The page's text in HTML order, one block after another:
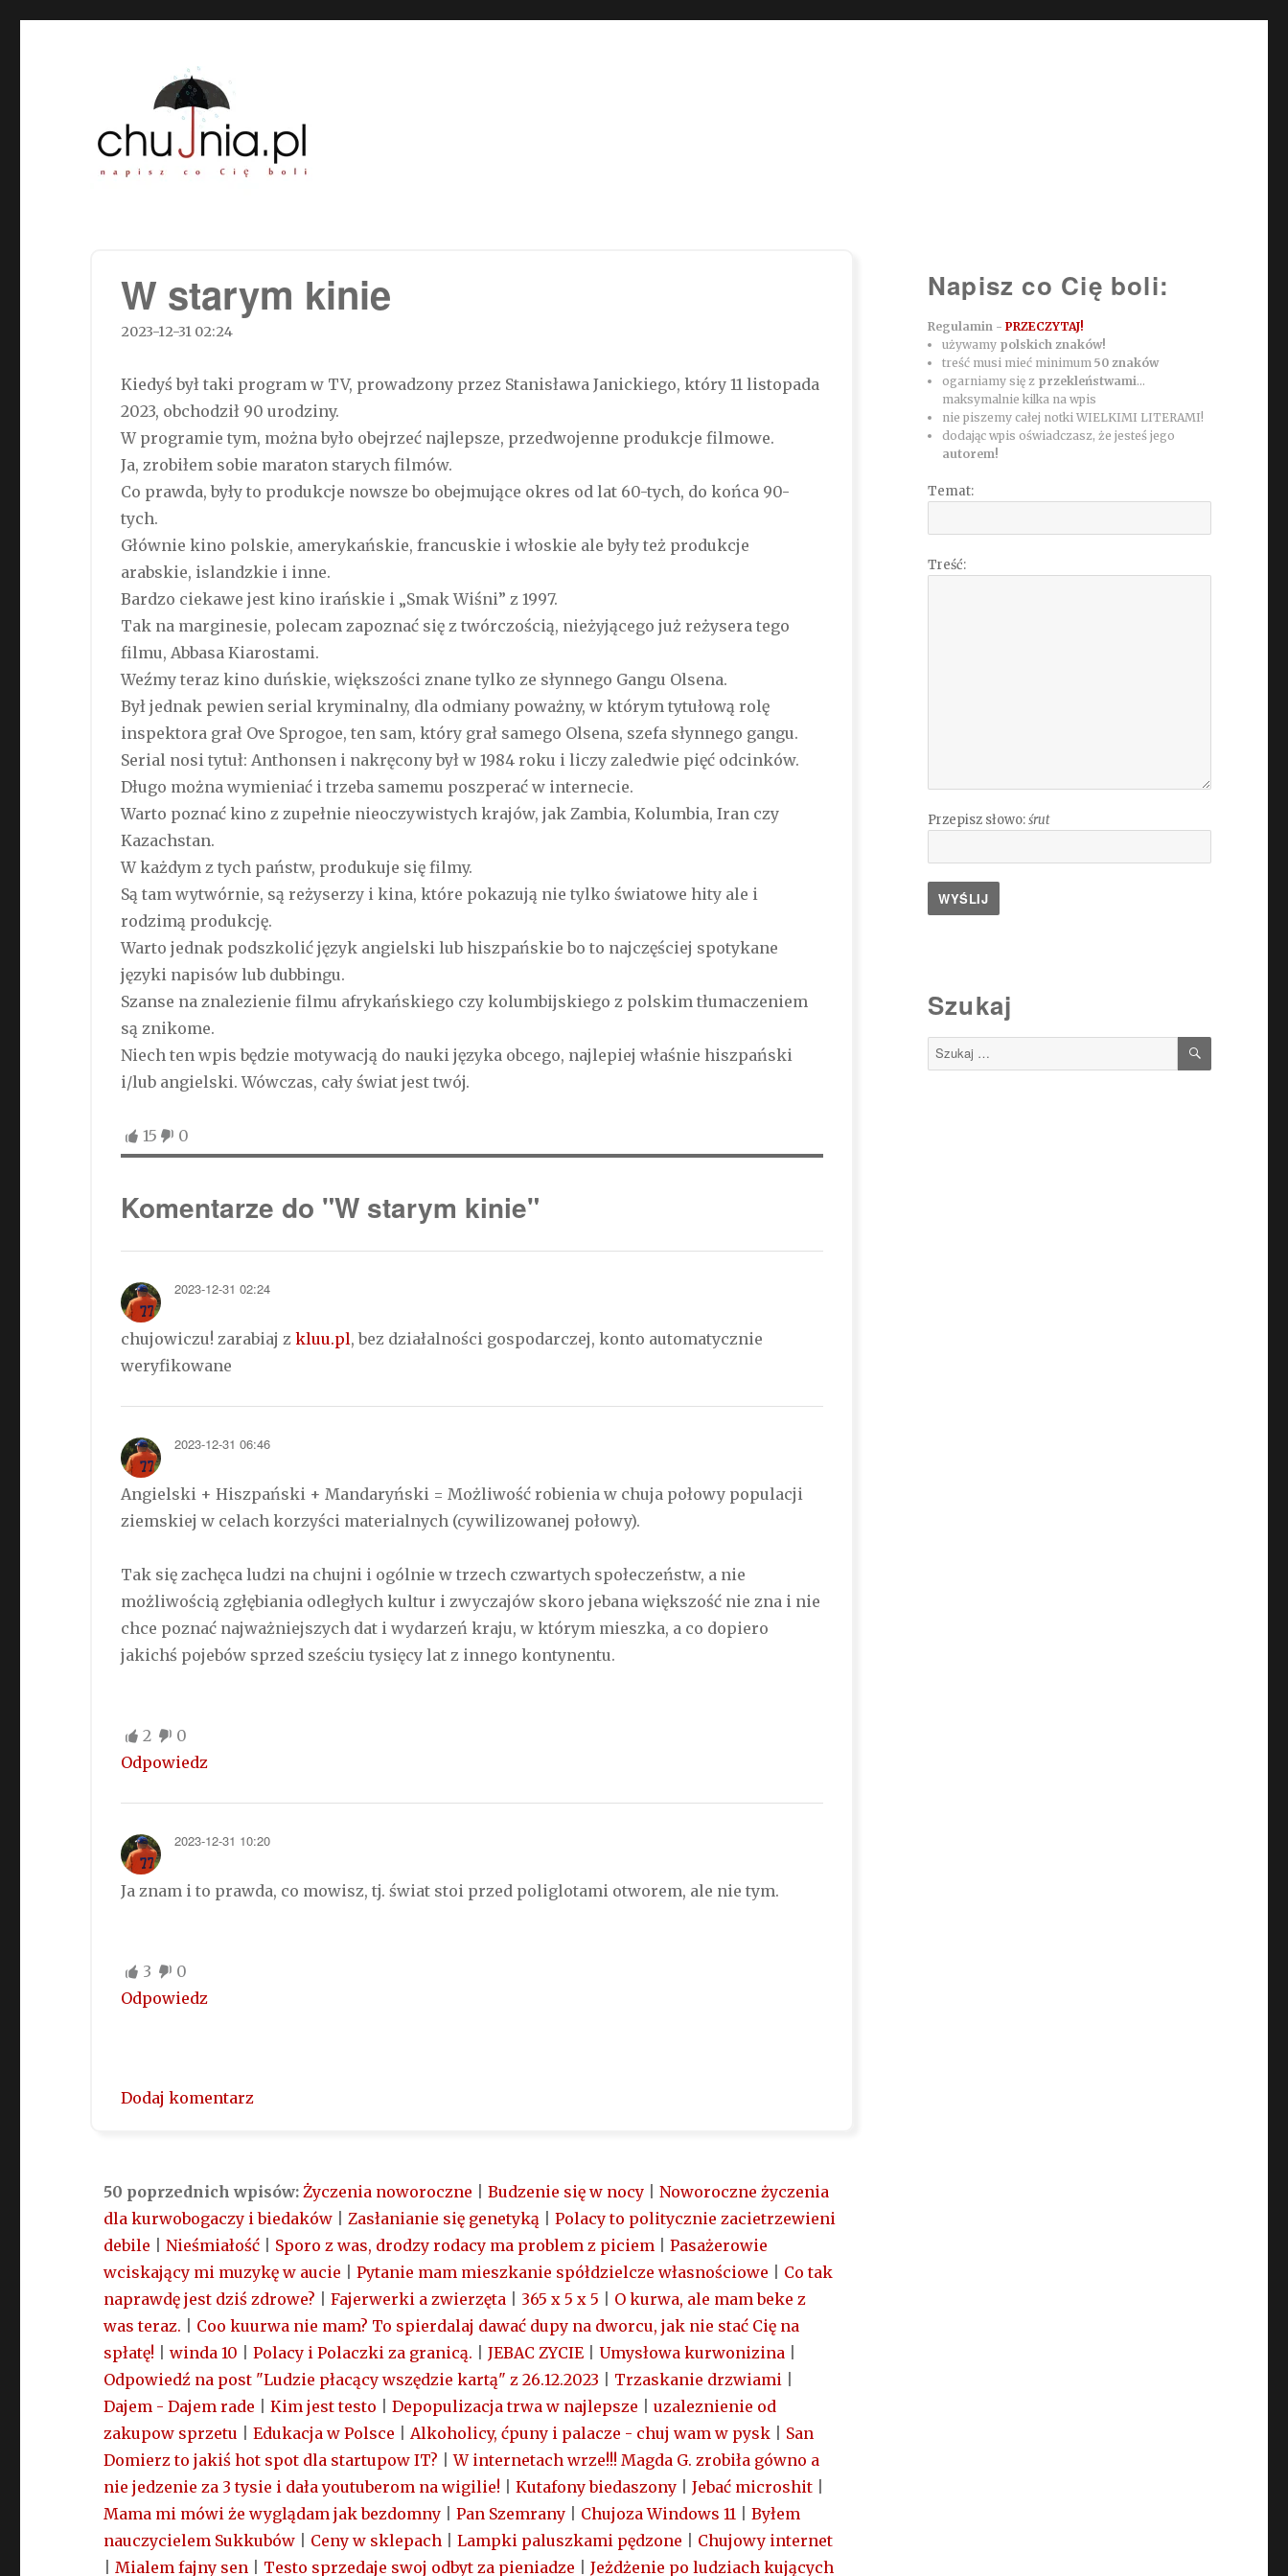
W starym kinie
2023-12-31 02:24
Kiedyś był taki program w TV, prowadzony przez Stanisława Janickiego, który 11 listopada
2023, obchodził 90 urodziny.
W programie tym, można było obejrzeć najlepsze, przedwojenne produkcje filmowe.
Ja, zrobiłem sobie maraton starych filmów.
Co prawda, były to produkcje nowsze bo obejmujące okres od lat 60-tych, do końca 90-
tych.
Głównie kino polskie, amerykańskie, francuskie i włoskie ale były też produkcje
arabskie, islandzkie i inne.
Bardzo ciekawe jest kino irańskie i „Smak Wiśni” z 1997.
Tak na marginesie, polecam zapoznać się z twórczością, nieżyjącego już reżysera tego
filmu, Abbasa Kiarostami.
Weźmy teraz kino duńskie, większości znane tylko ze słynnego Gangu Olsena.
Był jednak pewien serial kryminalny, dla odmiany poważny, w którym tytułową rolę
inspektora grał Ove Sprogoe, ten sam, który grał samego Olsena, szefa słynnego gangu.
Serial nosi tytuł: Anthonsen i nakręcony był w 1984 roku i liczy zaledwie pięć odcinków.
Długo można wymieniać i trzeba samemu poszperać w internecie.
Warto poznać kino z zupełnie nieoczywistych krajów, jak Zambia, Kolumbia, Iran czy
Kazachstan.
W każdym z tych państw, produkuje się filmy.
Są tam wytwórnie, są reżyserzy i kina, które pokazują nie tylko światowe hity ale i
rodzimą produkcję.
Warto jednak podszkolić język angielski lub hiszpańskie bo to najczęściej spotykane
języki napisów lub dubbingu.
Szanse na znalezienie filmu afrykańskiego czy kolumbijskiego z polskim tłumaczeniem
są znikome.
Niech ten wpis będzie motywacją do nauki języka obcego, najlepiej właśnie hiszpański
i/lub angielski. Wówczas, cały świat jest twój.
15 0
Komentarze do "W starym kinie"
2023-12-31 02:24
chujowiczu! zarabiaj zkluu.pl, bez działalności gospodarczej, konto automatycznie
weryfikowane
2023-12-31 06:46
Angielski + Hiszpański + Mandaryński = Możliwość robienia w chuja połowy populacji
ziemskiej w celach korzyści materialnych (cywilizowanej połowy).
Tak się zachęca ludzi na chujni i ogólnie w trzech czwartych społeczeństw, a nie
możliwością zgłębiania odległych kultur i zwyczajów skoro jebana większość nie zna i nie
chce poznać najważniejszych dat i wydarzeń kraju, w którym mieszka, a co dopiero
jakichś pojebów sprzed sześciu tysięcy lat z innego kontynentu.
2
0
Odpowiedz
2023-12-31 10:20
Ja znam i to prawda, co mowisz, tj. świat stoi przed poliglotami otworem, ale nie tym.
3
0
Odpowiedz
Dodaj komentarz
50 poprzednich wpisów:Życzenia noworoczne |Budzenie się w nocy |Noworoczne życzenia
dla kurwobogaczy i biedaków |Zasłanianie się genetyką |Polacy to politycznie zacietrzewieni
debile |Nieśmiałość Sporo z was, drodzy rodacy ma problem z piciem |Pasażerowie
wciskający mi muzykę w aucie |Pytanie mam mieszkanie spółdzielcze własnościowe
Co tak
naprawdę jest dziś zdrowe? |Fajerwerki a zwierzęta 365 x 5 x 5
O kurwa, ale mam beke z
was teraz.
Coo kuurwa nie mam? To spierdalaj dawać dupy na dworcu, jak nie stać Cię na
spłatę! |winda 10 |Polacy i Polaczki za granicą. |JEBAC ZYCIE |Umysłowa kurwonizina
Odpowiedź na post "Ludzie płacący wszędzie kartą" z 26.12.2023
Trzaskanie drzwiami
Dajem - Dajem rade |Kim jest testo |Depopulizacja trwa w najlepsze |uzaleznienie od
zakupow sprzetu
|Edukacja w Polsce Alkoholicy, ćpuny i palacze - chuj wam w pysk
San
Domierz to jakiś hot spot dla startupow IT? |W internetach wrze!!! Magda G. zrobiła gówno a
nie jedzenie za 3 tysie i dała youtuberom na wigilie! |Kutafony biedaszony |Jebać microshit
Mama mi mówi że wyglądam jak bezdomny |Pan Szemrany Chujoza Windows 11 |Byłem
nauczycielem Sukkubów
Ceny w sklepach |Lampki paluszkami pędzone
Chujowy internet
Mialem fajny sen Testo sprzedaje swoj odbyt za pieniadze |Jeżdżenie po ludziach kujących
Napisz co Cię boli:
Regulamin - PRZECZYTAJ!
używamy polskich znaków!
treść musi mieć minimum 50 znaków
ogarniamy się z przekleństwami...
maksymalnie kilka na wpis
nie piszemy całej notki WIELKIMI LITERAMI!
dodając wpis oświadczasz, że jesteś jego
autorem!
Temat:
Treść:
Przepisz słowo:śrut
Szukaj
Szukaj: SZUKAJ